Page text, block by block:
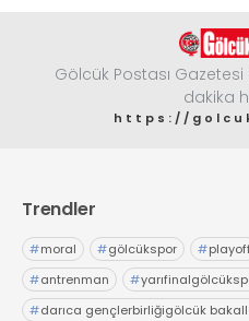
Gölcük Postası
dakika
https://
Trendler
#moral #gölcükspor #
#antrenman #
#darıca gençlerbirliğigölcük